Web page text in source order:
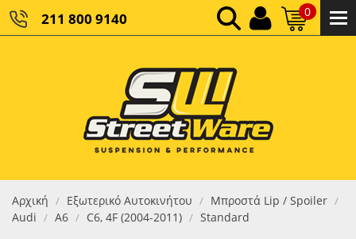
211 800 9140 0
ΚΑΘΑΡΌ ΣΎΝΟΛΟ:
ΤΕΛΙΚΌ ΣΎΝΟΛΟ:0,00 €
Αρχική / Εξωτερικό Αυτοκινήτου / Μπροστά Lip / Spoiler /
Audi / Α6 / C6, 4F (2004-2011) / Standard